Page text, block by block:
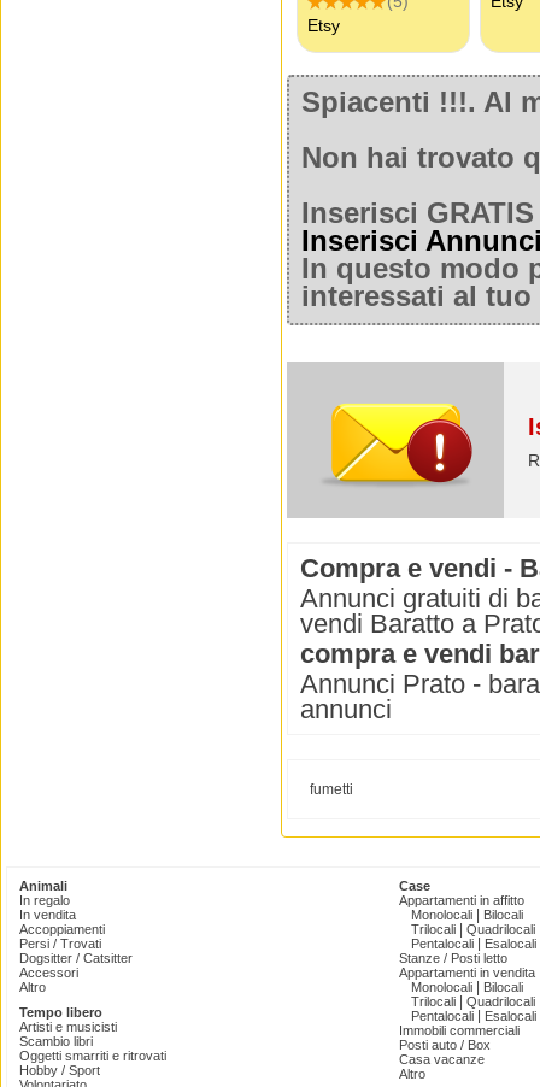
Spiacenti !!!. Al
Non hai trovato
Inserisci
Inserisci
In questo modo
interessati al
Compra e vendi -
Annunci gratuiti di
vendi Baratto a
compra e vendi
Annunci Prato -
annunci
fumetti
Animali
In regalo
In vendita
Accoppiamenti
Persi / Trovati
Dogsitter / Catsitter
Accessori
Altro
Tempo libero
Artisti e musicisti
Scambio libri
Oggetti smarriti e ritrovati
Hobby / Sport
Case
Appartamenti in affitto
Monolocali
Bilocali
Trilocali
Quadrilocali
Pentalocali
Esalocali
Stanze / Posti letto
Appartamenti in vendita
Monolocali
Bilocali
Trilocali
Quadrilocali
Pentalocali
Esalocali
Immobili commerciali
Posti auto / Box
Casa vacanze
Altro